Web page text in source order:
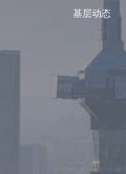
基层动态